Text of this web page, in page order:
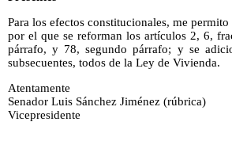
Para los efectos constitucionales, me
por el que se reforman los artículos 2, 6,
párrafo, y 78, segundo párrafo; y se
subsecuentes, todos de la Ley de Vivienda.
Atentamente
Senador Luis Sánchez Jiménez (rúbrica)
Vicepresidente